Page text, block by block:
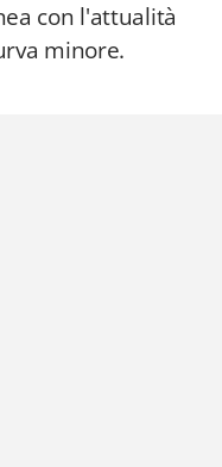
con l'attualità
minore.